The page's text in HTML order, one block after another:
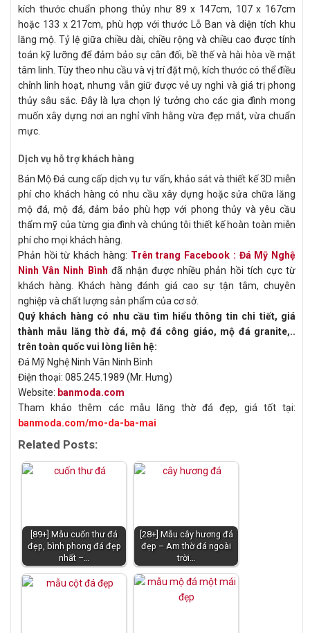
kích thước chuẩn phong thủy như 89 x 147cm, 107 x 167cm
hoặc 133 x 217cm, phù hợp với thước Lỗ Ban và diện tích khu
lăng mộ. Tỷ lệ giữa chiều dài, chiều rộng và chiều cao được tính
toán kỹ lưỡng để đảm bảo sự cân đối, bề thế và hài hòa về mặt
tâm linh. Tùy theo nhu cầu và vị trí đặt mộ, kích thước có thể điều
chỉnh linh hoạt, nhưng vẫn giữ được vẻ uy nghi và giá trị phong
thủy sâu sắc. Đây là lựa chọn lý tưởng cho các gia đình mong
muốn xây dựng nơi an nghỉ vĩnh hằng vừa đẹp mắt, vừa chuẩn
mực.
Dịch vụ hỗ trợ khách hàng
Bán Mộ Đá cung cấp dịch vụ tư vấn, khảo sát và thiết kế 3D miễn
phí cho khách hàng có nhu cầu xây dựng hoặc sửa chữa lăng
mộ đá, mộ đá, đảm bảo phù hợp với phong thủy và yêu cầu
thẩm mỹ của từng gia đình và chúng tôi thiết kế hoàn toàn miễn
phí cho mọi khách hàng.
Phản hồi từ khách hàng: Trên trang Facebook : Đá Mỹ Nghệ
Ninh Vân Ninh Bình đã nhận được nhiều phản hồi tích cực từ
khách hàng. Khách hàng đánh giá cao sự tận tâm, chuyên
nghiệp và chất lượng sản phẩm của cơ sở.
Quý khách hàng có nhu cầu tìm hiểu thông tin chi tiết, giá
thành mẫu lăng thờ đá, mộ đá công giáo, mộ đá granite,..
trên toàn quốc vui lòng liên hệ:
Đá Mỹ Nghệ Ninh Vân Ninh Bình
Điện thoại: 085.245.1989 (Mr. Hưng)
Website: banmoda.com
Tham khảo thêm các mẫu lăng thờ đá đẹp, giá tốt tại:
banmoda.com/mo-da-ba-mai
Related Posts:
[89+] Mẫu cuốn thư đá
đẹp, bình phong đá đẹp
nhất –…
[28+] Mẫu cây hương đá
đẹp – Am thờ đá ngoài
trời…